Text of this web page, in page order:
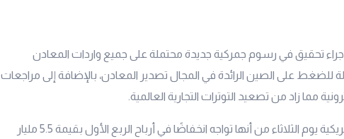
بإجراء تحقيق في رسوم جمركية جديدة محتملة على جميع واردات المعادن
للضغط على الصين الرائدة في المجال تصدير المعادن، بالإضافة إلى مراجعات
مما زاد من تصعيد التوترات التجارية العالمية.
بينما حذرت شركة إنفيديا الأمريكية يوم الثلاثاء من أنها تواجه انخفاضًا في أرباح الربع الأول بقيمة 5.5 مليار